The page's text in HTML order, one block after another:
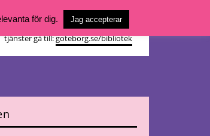
Vill du söka böcker, logga in på ditt
bibliotekskonto eller nå övriga
tjänster gå till:goteborg.se/bibliotek
för dig. Jag accepterar